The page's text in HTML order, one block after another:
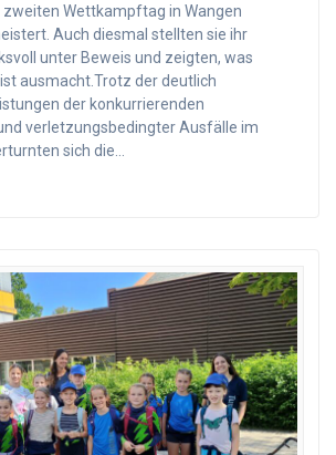
zweiten Wettkampftag in Wangen
Auch diesmal stellten sie ihr
unter Beweis und zeigten, was
ausmacht.Trotz der deutlich
der konkurrierenden
verletzungsbedingter Ausfälle im
sich die…